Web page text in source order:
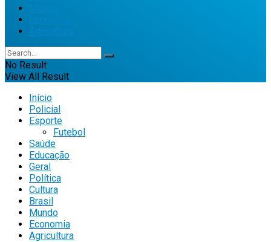
Agricultura
No Result
View All Result
Início
Policial
Esporte
Futebol
Saúde
Educação
Geral
Política
Cultura
Brasil
Mundo
Economia
Agricultura